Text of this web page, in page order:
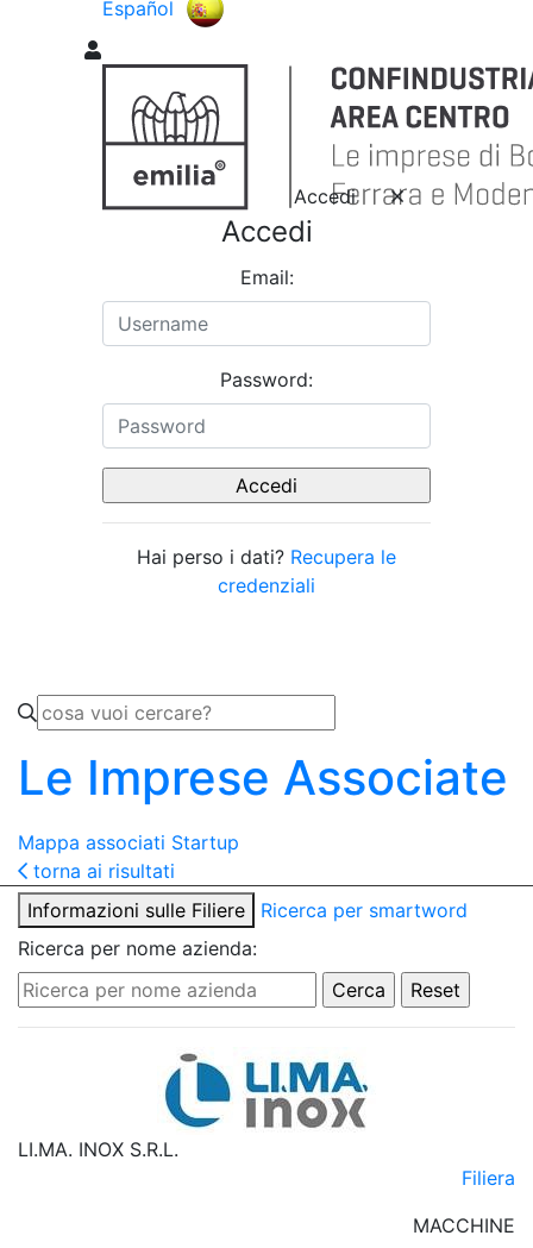
Español
Accedi
Accedi
Email:
Password:
Hai perso i dati? Recupera le
credenziali
Le Imprese Associate
Mappa associati Startup
torna ai risultati
Informazioni sulle Filiere
Ricerca per smartword
Ricerca per nome azienda:
LI.MA. INOX S.R.L.
Filiera
MACCHINE